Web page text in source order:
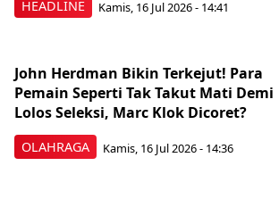
HEADLINE Kamis, 16 Jul 2026 - 14:41
OLAHRAGA
John Herdman Bikin Terkejut! Para
Pemain Seperti Tak Takut Mati Demi
Lolos Seleksi, Marc Klok Dicoret?
Kamis, 16 Jul 2026 - 14:36